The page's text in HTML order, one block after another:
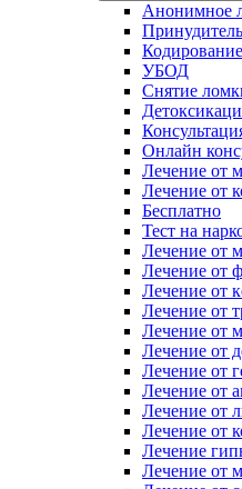
Анонимное
УБОД
Снятие
Онлайн
Лечение от
Лечение от
Бесплатно
Тест на
Лечение от
Лечение от
Лечение от
Лечение от
Лечение от
Лечение от
Лечение от
Лечение от
Лечение от
Лечение от
Лечение
Лечение от